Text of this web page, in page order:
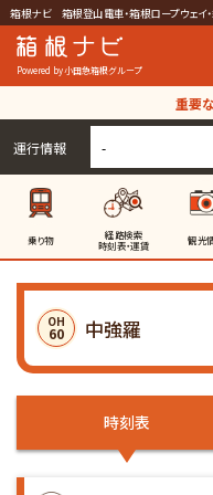
箱根ナビ 箱根登山電車・箱根ロープウェイ
Powered by 小田急箱根グループ
重要
運行情報 -
乗り物 経路検索
時刻表・運賃 観光
OH
60 中強羅
時刻表